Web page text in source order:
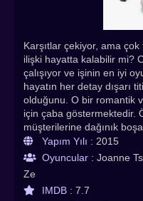
Karşıtlar çekiyor, ama çok
ilişki hayatta kalabilir mi?
çalışıyor ve işinin en iyi
hayatın her detay dışarı
olduğunu. O bir romantik
için çaba göstermektedir.
müşterilerine dağınık
konusunda uzmanlaşmış
kaybetmedi, ancak
tamamen kaçınmak
hayatta olabilir mi? Marry
Yapım Yılı : 2015
Oyuncular : Joanne
Ze
IMDB : 7.7